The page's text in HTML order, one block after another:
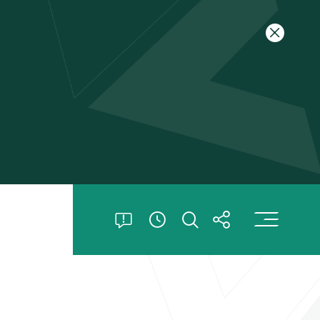
关闭特别
打开特别公告
查看開放時間信息
打开搜索打开分享打